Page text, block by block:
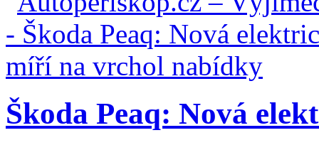
Škoda Peaq: Nová